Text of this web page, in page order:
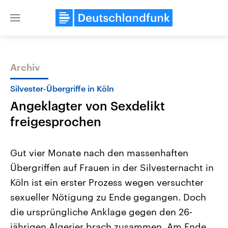
Close
Themen
Landtagswahl Sachsen-Anhalt
2026
Alle Informationen
Sachsen-Anhalt wählt am 6.
September 2026 einen neuen
Landtag. Seit 2021 wird das
Bundesland von einer Koalition aus
Aktuelle Beiträge,
Wirtschaftlich und
gehören die Vereinigten
den mächtigsten Ländern
mit großem Einfluss auf
Archiv
Silvester-Übergriffe in Köln
Angeklagter von Sexdelikt
freigesprochen
Gut vier Monate nach den massenhaften
Übergriffen auf Frauen in der Silvesternacht in
Köln ist ein erster Prozess wegen versuchter
sexueller Nötigung zu Ende gegangen. Doch
die ursprüngliche Anklage gegen den 26-